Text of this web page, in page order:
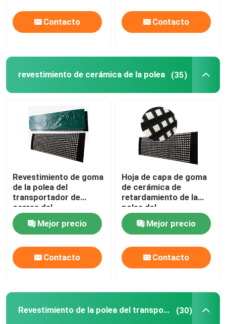
Contacto Contacto
revestimiento de cerámica de la polea (35)
Revestimiento de goma
de la polea del
transportador de
correa del
revestimiento de la
polea de cerámica del
tambor
Mejor precio
Contacto
Hoja de capa de goma
de cerámica de
retardamiento de la
polea del
transportador con
capa de enlace del NC
Mejor precio
Contacto
Revestimiento de la polea del transportador (30)